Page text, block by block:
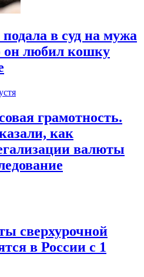
в суд на мужа
он любил кошку
грамотность.
как
валюты
сверхурочной
в России с 1